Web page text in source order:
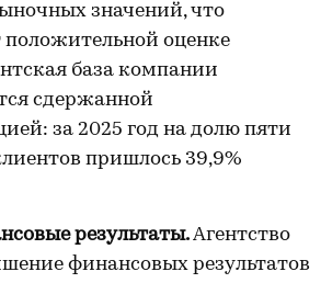
значений, что
положительной оценке
база компании
сдержанной
за 2025 год на долю пяти
пришлось 39,9%
результаты.Агентство
финансовых результатов